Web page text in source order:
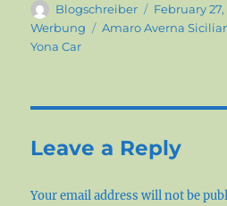
Author
Blogschreiber
Posted
on
February 27,
Werbung
Tags
Amaro Averna
Yona Car
Leave a Reply
Your email address will not be